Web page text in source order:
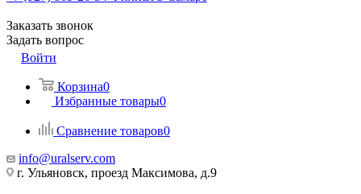
Заказать звонок
Задать вопрос
Войти
Корзина0
Избранные товары0
Сравнение товаров0
info@uralserv.com
г. Ульяновск, проезд Максимова, д.9